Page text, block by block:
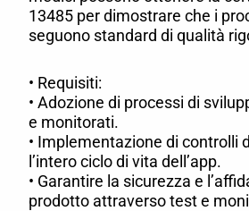
13485 per dimostrare che i
seguono standard di qualità
• Requisiti:
• Adozione di processi di
e monitorati.
• Implementazione di controlli
l’intero ciclo di vita dell’app.
• Garantire la sicurezza e
prodotto attraverso test e